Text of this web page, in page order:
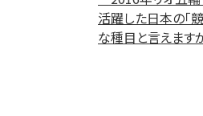
活躍した日本の「
な種目と言えます